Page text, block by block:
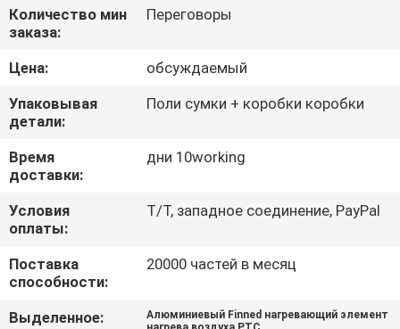
КОНТРОЛЬ
КАЧЕСТВА
СВЯЗАТЬСЯ
С
НАМИ
Количество мин
заказа:
Переговоры
Цена:
обсуждаемый
Упаковывая
детали:
Поли сумки + коробки коробки
Время
доставки:
дни 10working
Условия
оплаты:
T/T, западное соединение, PayPal
Поставка
способности:
20000 частей в месяц
Выделенное:
Алюминиевый Finned нагревающий элемент